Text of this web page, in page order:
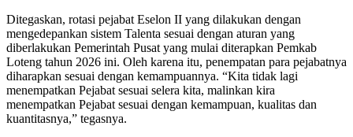
Ditegaskan, rotasi pejabat Eselon II yang dilakukan dengan
mengedepankan sistem Talenta sesuai dengan aturan yang
diberlakukan Pemerintah Pusat yang mulai diterapkan Pemkab
Loteng tahun 2026 ini. Oleh karena itu, penempatan para pejabatnya
diharapkan sesuai dengan kemampuannya. “Kita tidak lagi
menempatkan Pejabat sesuai selera kita, malinkan kira
menempatkan Pejabat sesuai dengan kemampuan, kualitas dan
kuantitasnya,” tegasnya.